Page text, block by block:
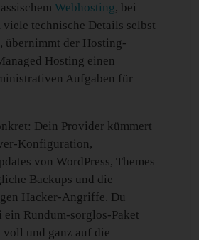
Webhosting, bei
viele technische Details selbst
übernimmt der Hosting-
Hosting einen
Aufgaben für
Dein Provider kümmert
Konfiguration,
von WordPress, Themes
Backups und die
Hacker-Angriffe. Du
ein Rundum-sorglos-Paket
voll und ganz auf die